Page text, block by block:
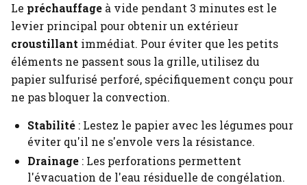
Le préchauffage à vide pendant 3 minutes est le
levier principal pour obtenir un extérieur
croustillant immédiat. Pour éviter que les petits
éléments ne passent sous la grille, utilisez du
papier sulfurisé perforé, spécifiquement conçu pour
ne pas bloquer la convection.
Stabilité : Lestez le papier avec les légumes pour
éviter qu'il ne s'envole vers la résistance.
Drainage : Les perforations permettent
l'évacuation de l'eau résiduelle de congélation.